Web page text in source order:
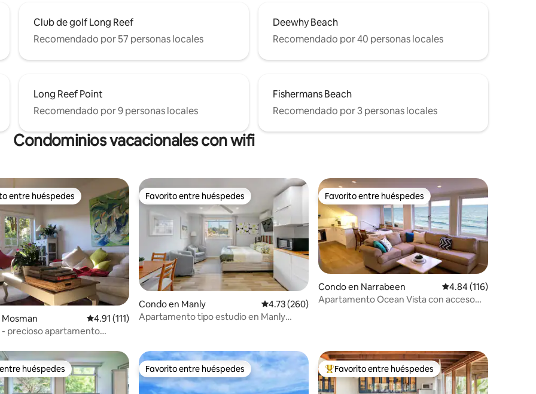
Club de golf Long Reef
Recomendado por 57 personas locales
Deewhy Beach
Recomendado por 40 personas locales
Long Reef Point
Recomendado por 9 personas locales
Fishermans Beach
Recomendado por 3 personas locales
Condominios vacacionales con wifi
de 5, 193 reseñas
huéspedes preferido
entre huéspedes
Calificación promedio: 4.91 de 5, 111 reseñas
4.91 (111)
- precioso apartamento
Favorito entre huéspedes
Favorito entre huéspedes
Condo en Manly Calificación promedio: 4.73 de 5, 260 reseñas
4.73 (260)
Apartamento tipo estudio en Manly
Favorito entre huéspedes
Favorito entre huéspedes
Condo en Narrabeen Calificación promedio:
4.84 (116)
Apartamento Ocean Vista con acceso
huéspedes
huéspedes Favorito entre huéspedes
Favorito entre huéspedes Favorito entre huéspedes preferido
Favorito entre huéspedes